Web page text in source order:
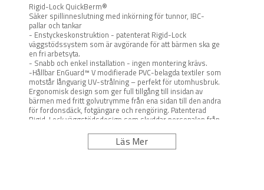
Rigid-Lock QuickBerm®
Säker spillinneslutning med inkörning för tunnor, IBC-
pallar och tankar
- Enstyckeskonstruktion - patenterat Rigid-Lock
väggstödssystem som är avgörande för att bärmen ska ge
en fri arbetsyta.
- Snabb och enkel installation - ingen montering krävs.
-Hållbar EnGuard™ V modifierade PVC-belagda textiler som
motstår långvarig UV-strålning – perfekt för utomhusbruk.
Ergonomisk design som ger full tillgång till insidan av
bärmen med fritt golvutrymme från ena sidan till den andra
för fordonsdäck, fotgängare och rengöring. Patenterad
Rigid-Lock väggstödsdesign som skyddar personalen från
arbetsområdet. Inbyggt väggstöd av rostfritt stål låser
sidoväggarna i en 305 mm hög, 90° vertikal position.
Läs Mer